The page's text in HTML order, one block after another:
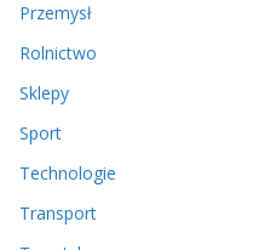
Przemysł
Rolnictwo
Sklepy
Sport
Technologie
Transport